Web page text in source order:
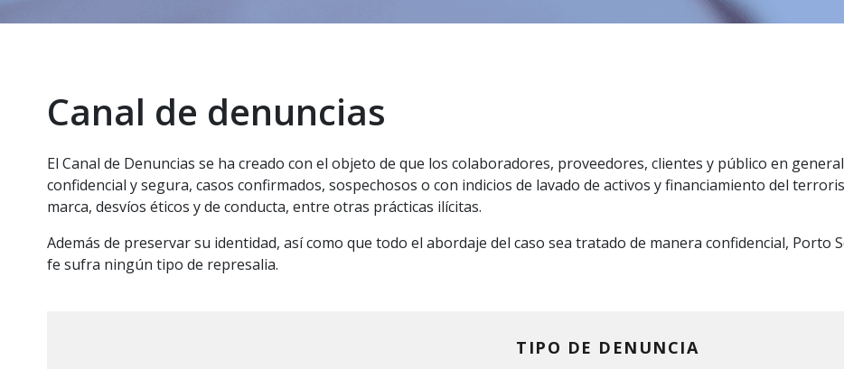
Canal de denuncias
El Canal de Denuncias se ha creado con el objeto de que los colaboradores, proveedores, clientes y público en
confidencial y segura, casos confirmados, sospechosos o con indicios de lavado de activos y financiamiento del
marca, desvíos éticos y de conducta, entre otras prácticas ilícitas.
Además de preservar su identidad, así como que todo el abordaje del caso sea tratado de manera confidencial, Porto
fe sufra ningún tipo de represalia.
TIPO DE DENUNCIA